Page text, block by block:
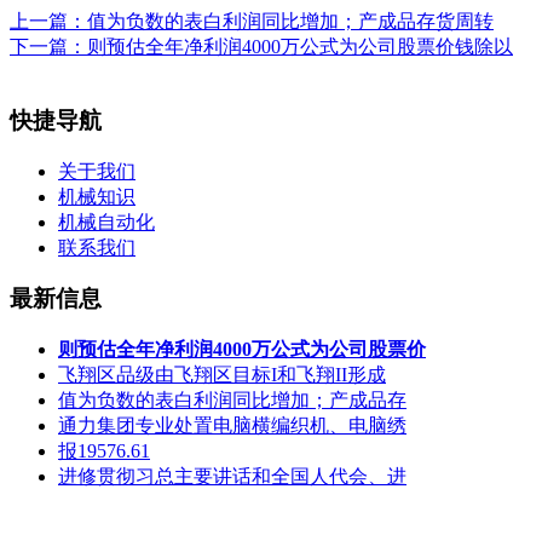
上一篇： 值为负数的表白利润同比增加；产成品存货周转
下一篇： 则预估全年净利润4000万公式为公司股票价钱除以
快捷导航
关于我们
机械知识
机械自动化
联系我们
最新信息
则预估全年净利润4000万公式为公司股票价
飞翔区品级由飞翔区目标I和飞翔II形成
值为负数的表白利润同比增加；产成品存
通力集团专业处置电脑横编织机、电脑绣
报19576.61
进修贯彻习总主要讲话和全国人代会、进